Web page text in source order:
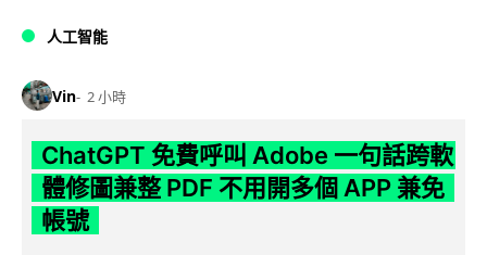
人工智能
Vin 2 小時
ChatGPT 免費呼叫 Adobe 一句話跨軟
體修圖兼整 PDF 不用開多個 APP 兼免
帳號